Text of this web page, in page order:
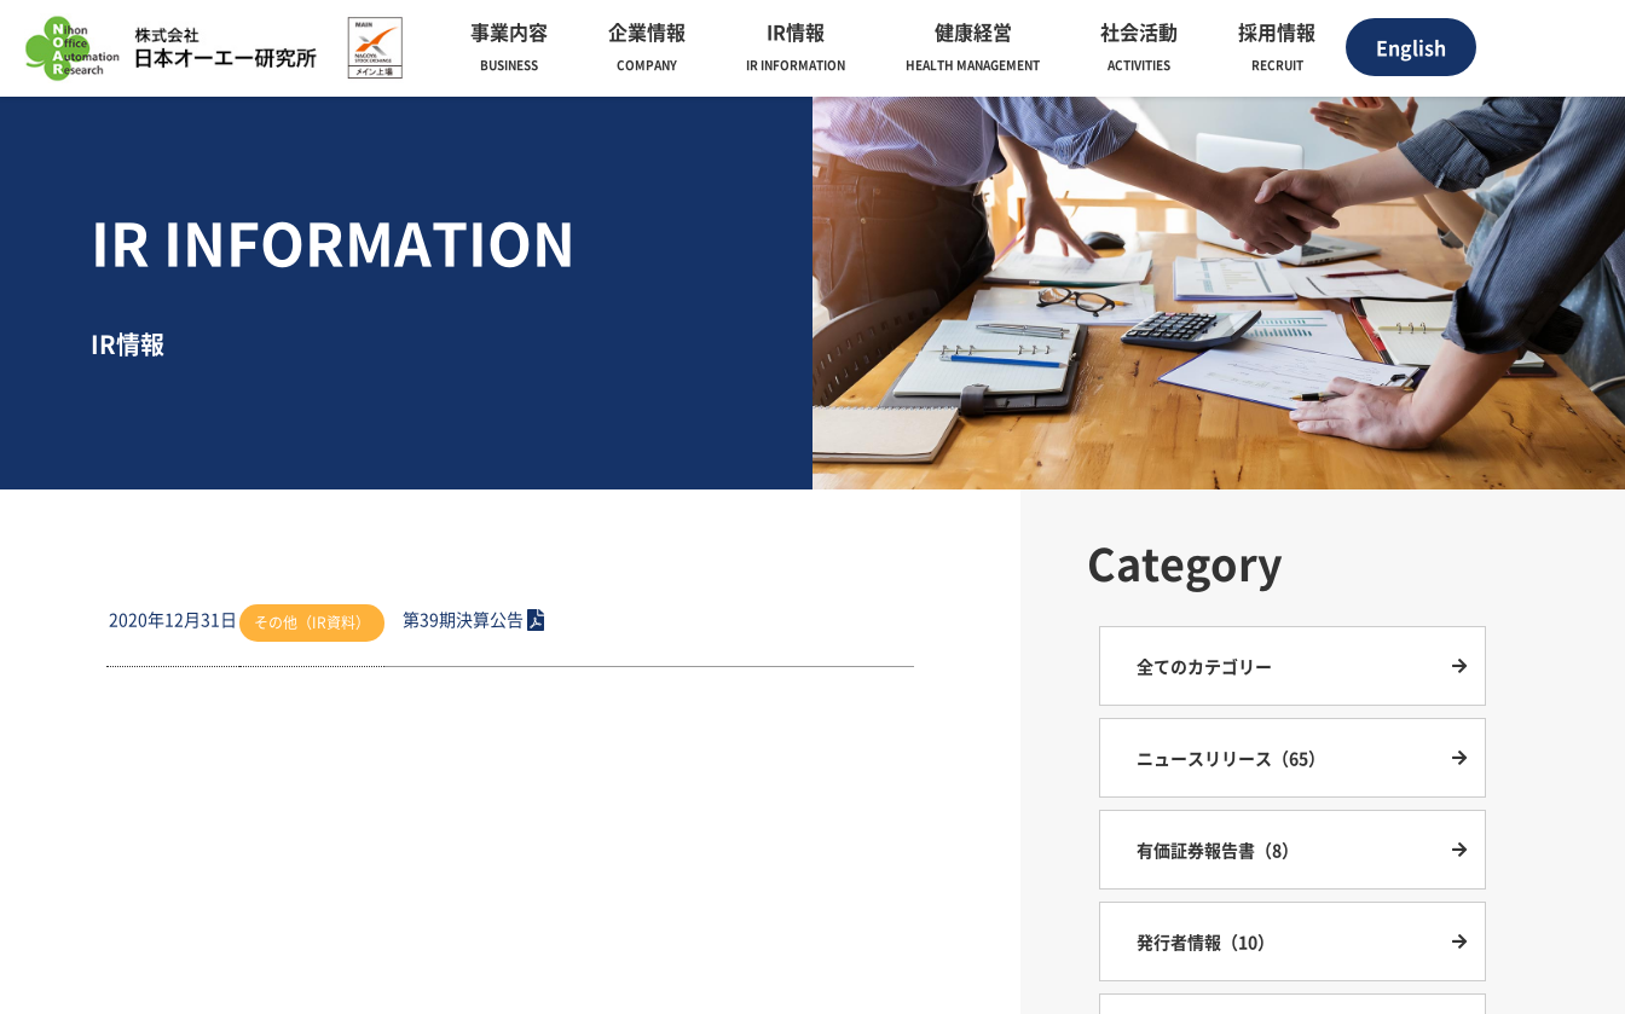
事業内容
BUSINESS
企業情報
COMPANY
IR情報
IR INFORMATION
健康経営
HEALTH MANAGEMENT
社会活動
ACTIVITIES
採用情報
RECRUIT
English
IR INFORMATION
IR情報
2020年12月31日 その他（IR資料） 第39期決算公告
Category
全てのカテゴリー
ニュースリリース（65）
有価証券報告書（8）
発行者情報（10）